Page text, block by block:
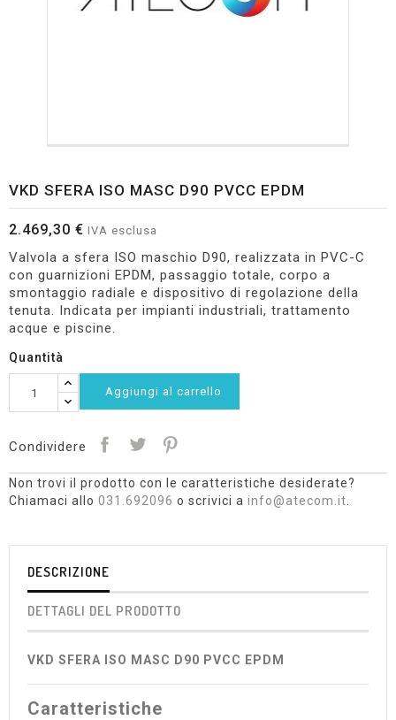
VKD SFERA ISO MASC D90 PVCC EPDM
2.469,30 € IVA esclusa
Valvola a sfera ISO maschio D90, realizzata in PVC-C
con guarnizioni EPDM, passaggio totale, corpo a
smontaggio radiale e dispositivo di regolazione della
tenuta. Indicata per impianti industriali, trattamento
acque e piscine.
Quantità
Aggiungi al carrello
Condividere
Non trovi il prodotto con le caratteristiche desiderate?
Chiamaci allo 031.692096 o scrivici a info@atecom.it
DESCRIZIONE
DETTAGLI DEL PRODOTTO
VKD SFERA ISO MASC D90 PVCC EPDM
Caratteristiche